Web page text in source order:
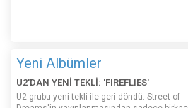
Yeni Albümler
U2'DAN YENİ TEKLİ: 'FIREFLIES'
U2 grubu yeni tekli ile geri döndü. Street of